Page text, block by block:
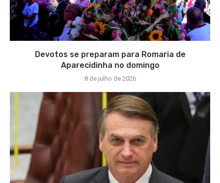
Devotos se preparam para Romaria de
Aparecidinha no domingo
8 de julho de 2026